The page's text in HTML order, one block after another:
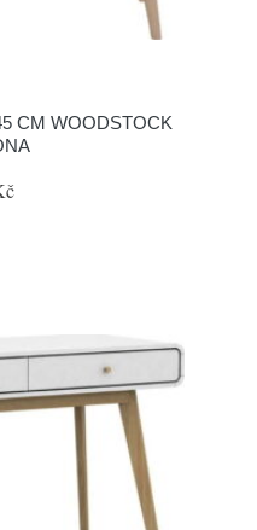
CM WOODSTOCK